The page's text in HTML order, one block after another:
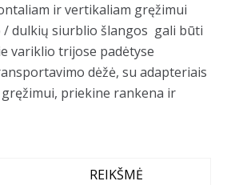
ir vertikaliam gręžimui
/ dulkių siurblio šlangos gali būti
variklio trijose padėtyse
dėžė, su adapteriais
priekine rankena ir
REIKŠMĖ